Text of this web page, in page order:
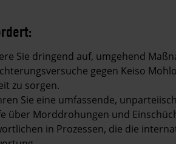
Sie dringend auf, umgehend
gegen Keiso
zu sorgen.
Sie eine umfassende,
über Morddrohungen und
in Prozessen, die die